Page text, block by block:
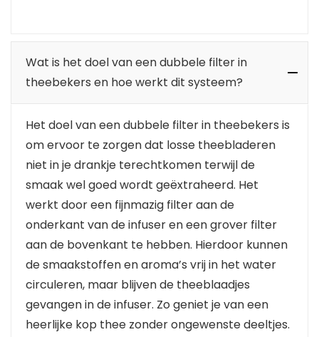
Wat is het doel van een dubbele filter in
theebekers en hoe werkt dit systeem?
Het doel van een dubbele filter in theebekers is
om ervoor te zorgen dat losse theebladeren
niet in je drankje terechtkomen terwijl de
smaak wel goed wordt geëxtraheerd. Het
werkt door een fijnmazig filter aan de
onderkant van de infuser en een grover filter
aan de bovenkant te hebben. Hierdoor kunnen
de smaakstoffen en aroma’s vrij in het water
circuleren, maar blijven de theeblaadjes
gevangen in de infuser. Zo geniet je van een
heerlijke kop thee zonder ongewenste deeltjes.